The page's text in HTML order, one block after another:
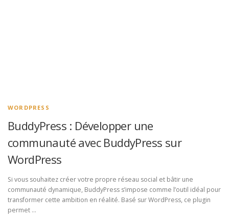
WORDPRESS
BuddyPress : Développer une
communauté avec BuddyPress sur
WordPress
Si vous souhaitez créer votre propre réseau social et bâtir une
communauté dynamique, BuddyPress s’impose comme l’outil idéal pour
transformer cette ambition en réalité. Basé sur WordPress, ce plugin
permet …